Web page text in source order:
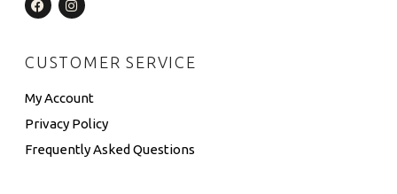
CUSTOMER SERVICE
My Account
Privacy Policy
Frequently Asked Questions